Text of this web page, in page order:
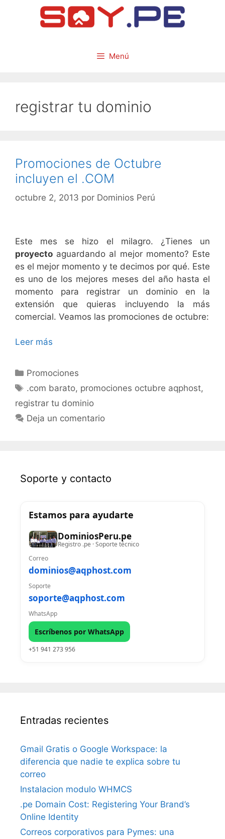
Menú
registrar tu dominio
Promociones de Octubre
incluyen el .COM
octubre 2, 2013 por Dominios Perú
Este mes se hizo el milagro. ¿Tienes un
proyecto aguardando al mejor momento? Este
es el mejor momento y te decimos por qué. Este
es uno de los mejores meses del año hasta el
momento para registrar un dominio en la
extensión que quieras incluyendo la más
comercial. Veamos las promociones de octubre:
Leer más
Promociones
.com barato, promociones octubre aqphost,
registrar tu dominio
Deja un comentario
Soporte y contacto
Estamos para ayudarte
DominiosPeru.pe
Registro .pe · Soporte técnico
Correo
dominios@aqphost.com
Soporte
soporte@aqphost.com
WhatsApp
Escríbenos por WhatsApp
+51 941 273 956
Entradas recientes
Gmail Gratis o Google Workspace: la
diferencia que nadie te explica sobre tu
correo
Instalacion modulo WHMCS
.pe Domain Cost: Registering Your Brand’s
Online Identity
Correos corporativos para Pymes: una